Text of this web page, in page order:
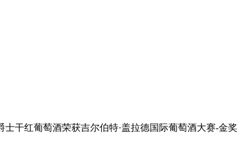
士干红葡萄酒荣获吉尔伯特·盖拉德国际葡萄酒大赛-金